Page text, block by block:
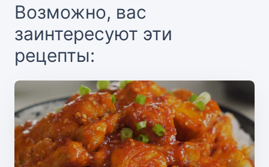
Возможно, вас
заинтересуют эти
рецепты: